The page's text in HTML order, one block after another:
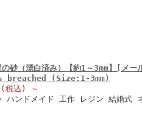
の砂（漂白済み）【約1～3mm】[
breached (Size:1-3mm)
(税込)
～
ハンドメイド 工作 レジン 結婚式